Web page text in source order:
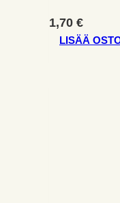
1,70 €
LISÄÄ